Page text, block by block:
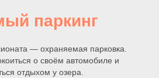
паркинг
— охраняемая парковка.
о своём автомобиле и
отдыхом у озера.